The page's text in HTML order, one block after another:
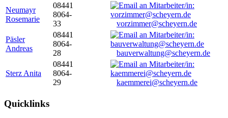
Neumayr
Rosemarie
08441
8064-
33
vorzimmer@scheyern.de
Päsler
Andreas
08441
8064-
28
bauverwaltung@scheyern.de
Sterz Anita
08441
8064-
29
kaemmerei@scheyern.de
Quicklinks